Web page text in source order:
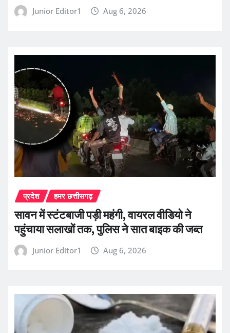
Junior Editor1 Aug 6, 2026
प्रदेश हमर छत्तीसगढ़
सावन में स्टंटबाजी पड़ी महंगी, वायरल वीडियो ने
पहुंचाया सलाखों तक, पुलिस ने सात बाइक की जब्त
Junior Editor1 Aug 6, 2026